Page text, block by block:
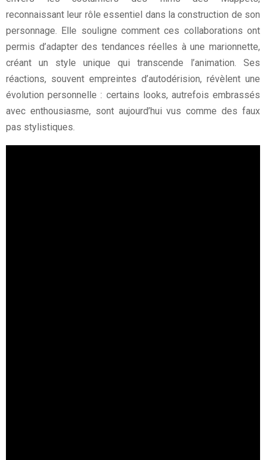
reconnaissant leur rôle essentiel dans la construction de son
personnage. Elle souligne comment ces collaborations ont
permis d’adapter des tendances réelles à une marionnette,
créant un style unique qui transcende l’animation. Ses
réactions, souvent empreintes d’autodérision, révèlent une
évolution personnelle : certains looks, autrefois embrassés
avec enthousiasme, sont aujourd’hui vus comme des faux
pas stylistiques.